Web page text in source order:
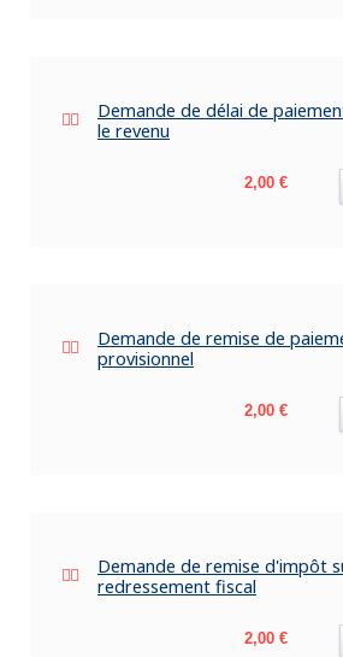
Demande de délai de
le revenu
Prix
2,00 €
Demande de remise de
provisionnel
Prix
2,00 €
Demande de remise d'impôt
redressement fiscal
Prix
2,00 €